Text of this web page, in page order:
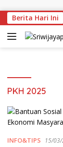
Berita Hari Ini
Deru Tinjau
PKH 2025
INFO&TIPS 15/